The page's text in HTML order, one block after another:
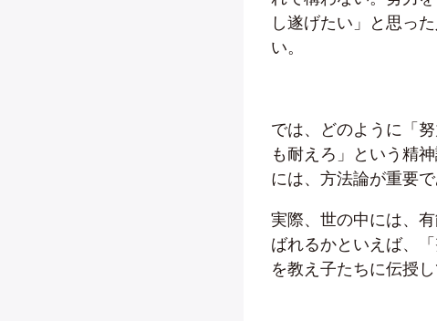
し遂げたい」と思っ
い。
では、どのように「
も耐えろ」という精
には、方法論が重要
実際、世の中には、
ばれるかといえば、
を教え子たちに伝授